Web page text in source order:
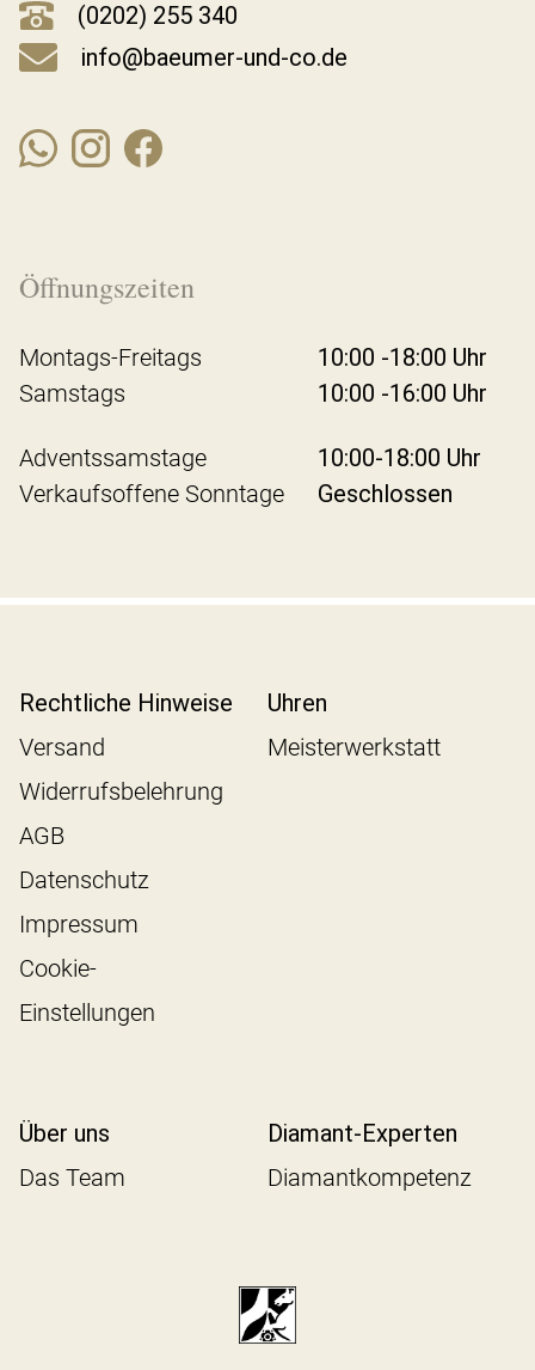
(0202) 255 340
info@baeumer-und-co.de
Öffnungszeiten
Montags-Freitags
10:00 -18:00 Uhr
Samstags
10:00 -16:00 Uhr
Adventssamstage
10:00-18:00 Uhr
Verkaufsoffene Sonntage
Geschlossen
Rechtliche Hinweise
Versand
Widerrufsbelehrung
AGB
Datenschutz
Impressum
Cookie-
Einstellungen
Uhren
Meisterwerkstatt
Über uns
Das Team
Diamant-Experten
Diamantkompetenz